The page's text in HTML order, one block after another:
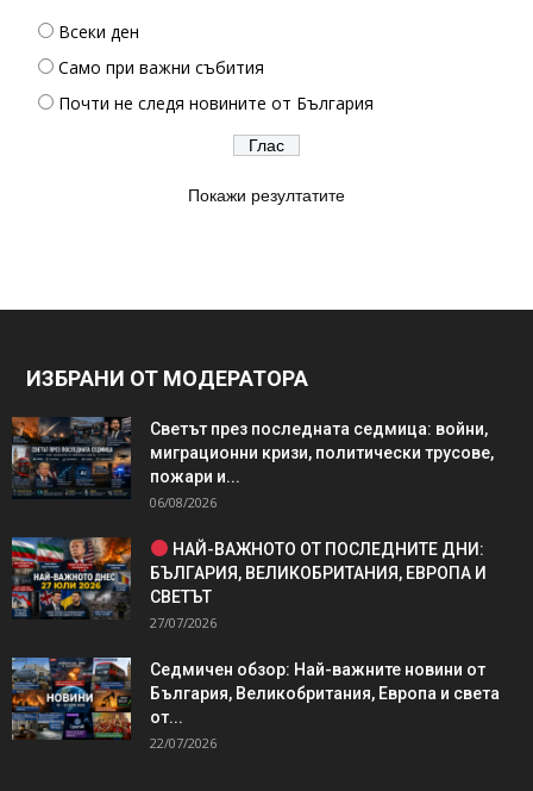
Всеки ден
Само при важни събития
Почти не следя новините от България
Покажи резултатите
ИЗБРАНИ ОТ МОДЕРАТОРА
Светът през последната седмица: войни,
миграционни кризи, политически трусове,
пожари и...
06/08/2026
НАЙ-ВАЖНОТО ОТ ПОСЛЕДНИТЕ ДНИ:
БЪЛГАРИЯ, ВЕЛИКОБРИТАНИЯ, ЕВРОПА И
СВЕТЪТ
27/07/2026
Седмичен обзор: Най-важните новини от
България, Великобритания, Европа и света
от...
22/07/2026